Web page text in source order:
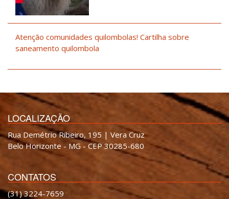
Atenção comunidades quilombolas! Cartilha sobre
saneamento quilombola
LOCALIZAÇÃO
Rua Demétrio Ribeiro, 195 | Vera Cruz
Belo Horizonte - MG - CEP 30285-680
CONTATOS
(31) 3224-7659